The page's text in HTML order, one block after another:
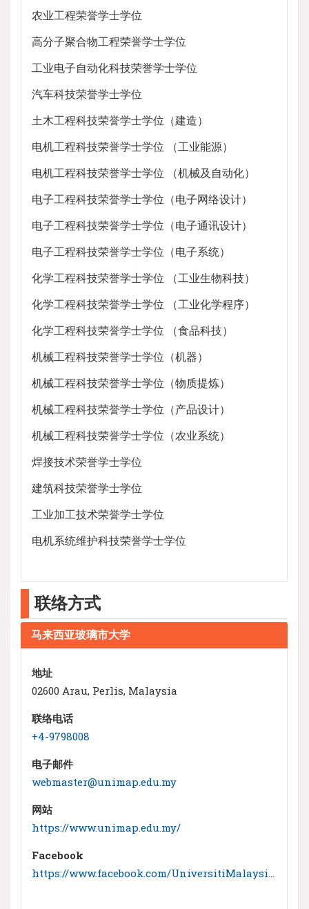
农业工程荣誉学士学位
高分子聚合物工程荣誉学士学位
工业电子自动化科技荣誉学士学位
汽车科技荣誉学士学位
土木工程科技荣誉学士学位（建造）
电机工程科技荣誉学士学位 （工业能源）
电机工程科技荣誉学士学位 （机械及自动化）
电子工程科技荣誉学士学位（电子网络设计）
电子工程科技荣誉学士学位（电子通讯设计）
电子工程科技荣誉学士学位（电子系统）
化学工程科技荣誉学士学位 （工业生物科技）
化学工程科技荣誉学士学位 （工业化学程序）
化学工程科技荣誉学士学位 （食品科技）
机械工程科技荣誉学士学位（机器）
机械工程科技荣誉学士学位（物质提炼）
机械工程科技荣誉学士学位（产品设计）
机械工程科技荣誉学士学位（农业系统）
焊接技术荣誉学士学位
建筑科技荣誉学士学位
工业加工技术荣誉学士学位
电机系统维护科技荣誉学士学位
联络方式
马来西亚玻璃市大学
地址
02600 Arau, Perlis, Malaysia
联络电话
+4-9798008
电子邮件
webmaster@unimap.edu.my
网站
https://www.unimap.edu.my/
Facebook
https://www.facebook.com/UniversitiMalaysiaPerlis